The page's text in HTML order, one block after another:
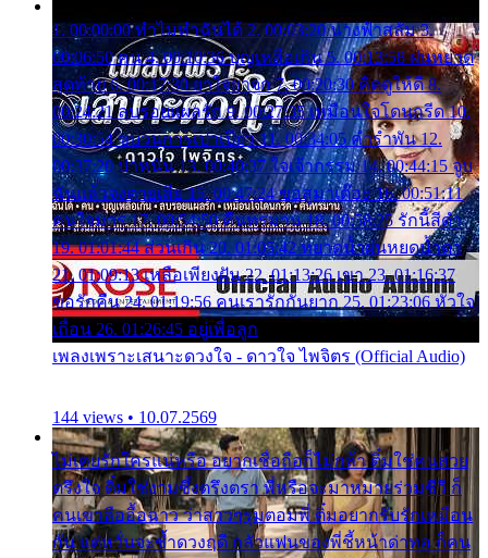
1. 00:00:00 ทำไมทำฉันได้ 2. 00:03:20 นางฟ้าสลัม 3.
00:06:50 คน 4. 00:10:36 บุญเหลือเกิน 5. 00:13:58 ฝนหยาด
สุดท้าย 6. 00:17:30 ยาใจยาจก 7. 00:20:30 คิดดูให้ดี 8.
00:24:21 ลบรอยแผลรัก 9. 00:27:35 เหมือนใจโดนกรีด 10.
00:30:54 ขบวนการเปาเปียว 11. 00:34:05 คำรำพัน 12.
00:37:20 ปาหนัน 13. 00:40:37 ใจเจ้ากรรม 14. 00:44:15 จูบ
ฉันแล้วจงตายเสีย 15. 00:47:24 ขอสูมาเต๊อะ 16. 00:51:11
คนใจมาร 17. 00:54:50 คืนทรมาน 18. 00:58:25 รักนี้สีดำ
19. 01:01:44 ส่วนเกิน 20. 01:05:42 หยาดน้ำฝนหยดน้ำตา
21. 01:09:13 เหลือเพียงฝัน 22. 01:13:26 เขา 23. 01:16:37
ขอรักคืน 24. 01:19:56 คนเรารักกันยาก 25. 01:23:06 หัวใจ
เถื่อน 26. 01:26:45 อยู่เพื่อลูก
เพลงเพราะเสนาะดวงใจ - ดาวใจ ไพจิตร (Official Audio)
144 views • 10.07.2569
ไม่เคยรักใครแน่หรือ อยากเชื่อถือก็ไม่กล้า ติ๋มใช่คนสวย
ตรึงใจ ติ๋มใช่งามซึ้งตรึงตรา พี่หรือจะมาหมายร่วมชีวี ก็
คนเขาลืออื้อฉาว ว่าสาวๆรุมตอมพี่ ติ๋มอยากรับรักเหมือน
กัน แต่หวั่นจะช้ำดวงฤดี กลัวแฟนของพี่ชี้หน้าด่าทอ ก็คน